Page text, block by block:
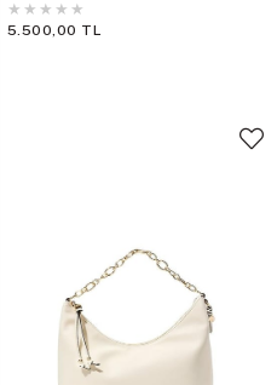
★ ★ ★ ★ ★
5.500,00 TL